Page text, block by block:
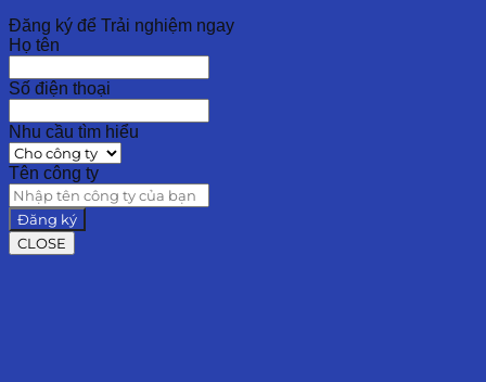
Đăng ký để Trải nghiệm ngay
Họ tên
Số điện thoại
Nhu cầu tìm hiểu
Tên công ty
Đăng ký
CLOSE